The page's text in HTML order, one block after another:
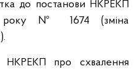
до постанови НКРЕКП
року № 1674 (зміна
НКРЕКП про схвалення